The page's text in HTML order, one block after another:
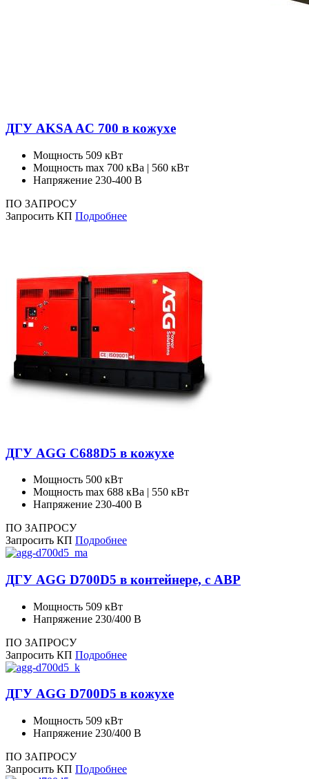
ДГУ AKSA AC 700 в кожухе
Мощность 509 кВт
Мощность max 700 кВа | 560 кВт
Напряжение 230-400 В
ПО ЗАПРОСУ
Запросить КП Подробнее
ДГУ AGG C688D5 в кожухе
Мощность 500 кВт
Мощность max 688 кВа | 550 кВт
Напряжение 230-400 В
ПО ЗАПРОСУ
Запросить КП Подробнее
ДГУ AGG D700D5 в контейнере, с АВР
Мощность 509 кВт
Напряжение 230/400 В
ПО ЗАПРОСУ
Запросить КП Подробнее
ДГУ AGG D700D5 в кожухе
Мощность 509 кВт
Напряжение 230/400 В
ПО ЗАПРОСУ
Запросить КП Подробнее